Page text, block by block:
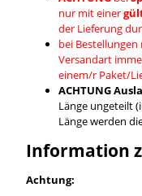
nur mit einer
der Lieferung
bei
Versandart
einem/r Paket/
ACHTUNG
Länge ungeteilt
Länge werden
Information
Achtung: